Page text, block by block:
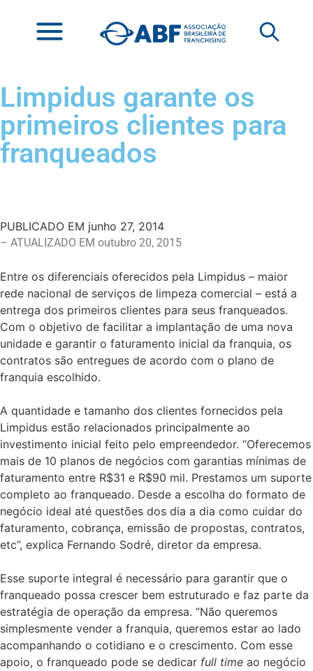
Limpidus garante os
primeiros clientes para
franqueados
PUBLICADO EM junho 27, 2014
– ATUALIZADO EM outubro 20, 2015
Entre os diferenciais oferecidos pela Limpidus – maior
rede nacional de serviços de limpeza comercial – está a
entrega dos primeiros clientes para seus franqueados.
Com o objetivo de facilitar a implantação de uma nova
unidade e garantir o faturamento inicial da franquia, os
contratos são entregues de acordo com o plano de
franquia escolhido.
A quantidade e tamanho dos clientes fornecidos pela
Limpidus estão relacionados principalmente ao
investimento inicial feito pelo empreendedor. “Oferecemos
mais de 10 planos de negócios com garantias mínimas de
faturamento entre R$31 e R$90 mil. Prestamos um suporte
completo ao franqueado. Desde a escolha do formato de
negócio ideal até questões dos dia a dia como cuidar do
faturamento, cobrança, emissão de propostas, contratos,
etc”, explica Fernando Sodré, diretor da empresa.
Esse suporte integral é necessário para garantir que o
franqueado possa crescer bem estruturado e faz parte da
estratégia de operação da empresa. “Não queremos
simplesmente vender a franquia, queremos estar ao lado
acompanhando o cotidiano e o crescimento. Com esse
apoio, o franqueado pode se dedicar full time ao negócio